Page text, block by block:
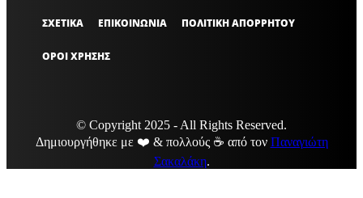
ΣΧΕΤΙΚΑ ΕΠΙΚΟΙΝΩΝΙΑ ΠΟΛΙΤΙΚΗ ΑΠΟΡΡΗΤΟΥ
ΟΡΟΙ ΧΡΗΣΗΣ
© Copyright 2025 - All Rights Reserved.
Δημιουργήθηκε με ❤️ & πολλούς ☕ από τον Παναγιώτη
Σακαλάκη.